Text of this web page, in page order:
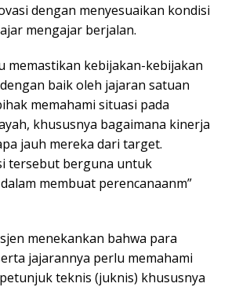
dengan menyesuaikan kondisi
mengajar berjalan.
memastikan kebijakan-kebijakan
baik oleh jajaran satuan
memahami situasi pada
khususnya bagaimana kinerja
jauh mereka dari target.
tersebut berguna untuk
membuat perencanaanm”
menekankan bahwa para
jajarannya perlu memahami
teknis (juknis) khususnya